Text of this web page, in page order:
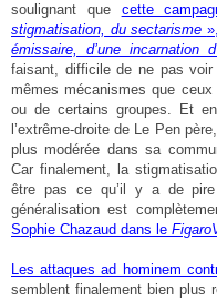
soulignant que cette
stigmatisation, du sectarisme
émissaire, d’une incarnation
faisant, difficile de ne pas
mêmes mécanismes que ceux
ou de certains groupes. Et
l’extrême-droite de Le Pen
plus modérée dans sa
Car finalement, la
être pas ce qu’il y a de
généralisation est
Sophie Chazaud dans le
Les attaques ad hominem
semblent finalement bien plus